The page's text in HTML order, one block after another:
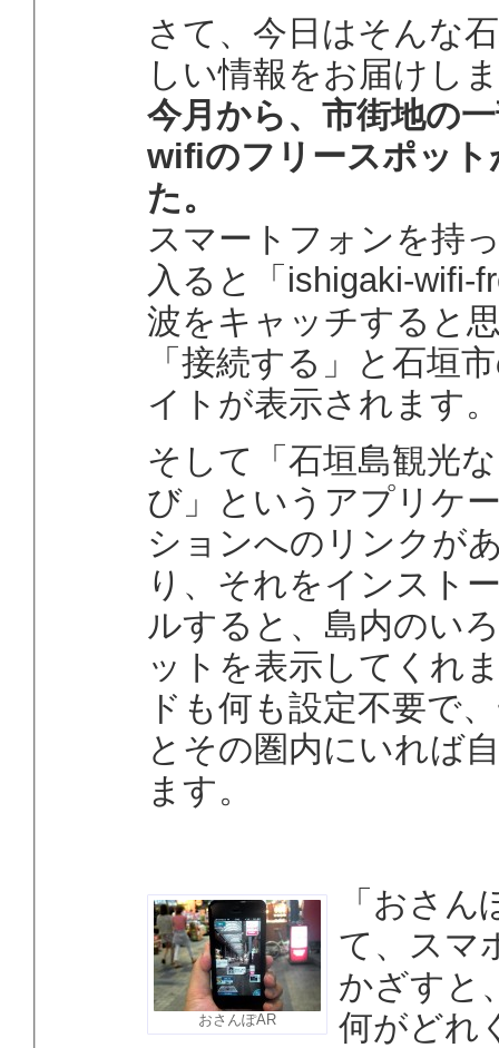
さて、今日はそんな
しい情報をお届けし
今月から、市街地の
wifiのフリースポット
た。
スマートフォンを持
入ると「ishigaki-wifi-
波をキャッチすると
「接続する」と石垣
イトが表示されます。
そして「石垣島観光な
び」というアプリケ
ションへのリンクが
り、それをインスト
ルすると、島内のい
ットを表示してくれ
ドも何も設定不要で
とその圏内にいれば
ます。
おさんぽAR
「おさ
て、スマ
かざすと
何がどれ